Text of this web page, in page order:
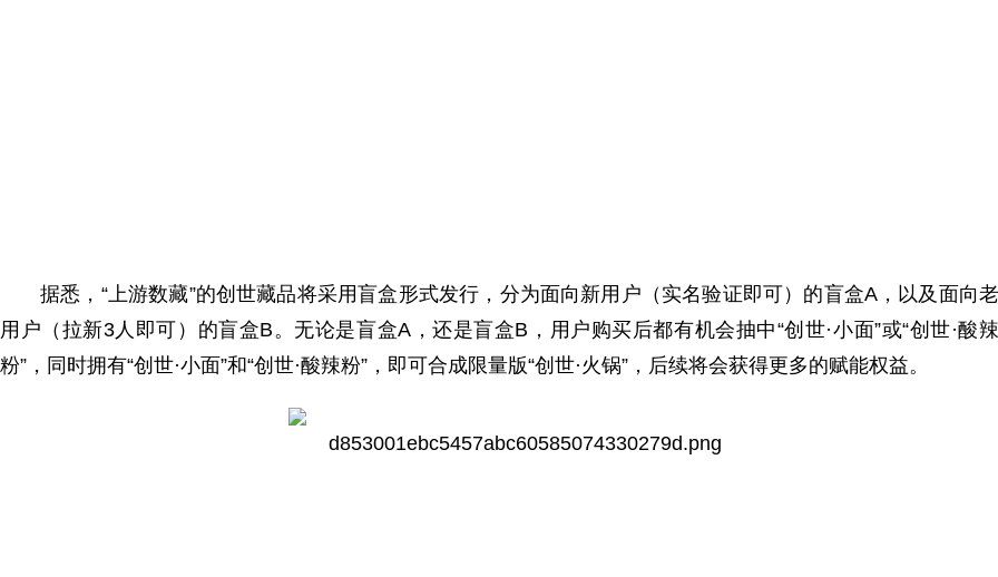
据悉，“上游数藏”的创世藏品将采用盲盒形式发行，分为面向新用户（实名验证即可）的盲盒A，以及面向老
用户（拉新3人即可）的盲盒B。无论是盲盒A，还是盲盒B，用户购买后都有机会抽中“创世·小面”或“创世·酸辣
粉”，同时拥有“创世·小面”和“创世·酸辣粉”，即可合成限量版“创世·火锅”，后续将会获得更多的赋能权益。